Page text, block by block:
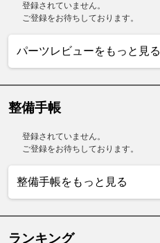
登録されていません。
ご登録をお待ちしております。
パーツレビューをもっと見る
整備手帳
登録されていません。
ご登録をお待ちしております。
整備手帳をもっと見る
ランキング